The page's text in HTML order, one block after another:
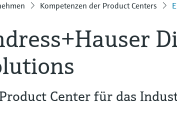
Kompetenzen der Product Centers
Center für das